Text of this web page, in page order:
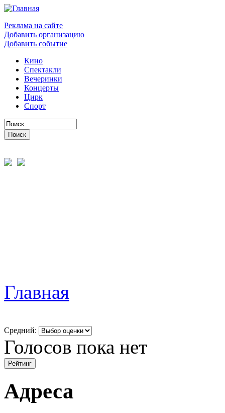
Реклама на сайте
Добавить организацию
Добавить событие
Кино
Спектакли
Вечеринки
Концерты
Цирк
Спорт
Главная
Средний:
Голосов пока нет
Адреса